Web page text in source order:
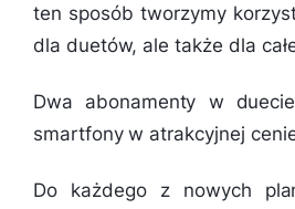
ten sposób tworzymy
dla duetów, ale także dla
Dwa abonamenty w
smartfony w atrakcyjnej
Do każdego z nowych